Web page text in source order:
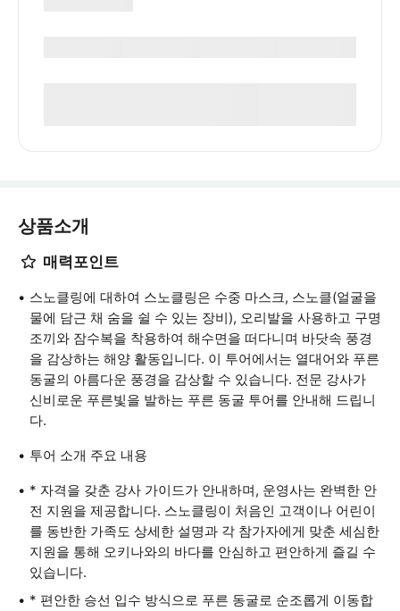
상품소개
매력포인트
스노클링에 대하여 스노클링은 수중 마스크, 스노클(얼굴을
물에 담근 채 숨을 쉴 수 있는 장비), 오리발을 사용하고 구명
조끼와 잠수복을 착용하여 해수면을 떠다니며 바닷속 풍경
을 감상하는 해양 활동입니다. 이 투어에서는 열대어와 푸른
동굴의 아름다운 풍경을 감상할 수 있습니다. 전문 강사가
신비로운 푸른빛을 발하는 푸른 동굴 투어를 안내해 드립니
다.
투어 소개 주요 내용
* 자격을 갖춘 강사 가이드가 안내하며, 운영사는 완벽한 안
전 지원을 제공합니다. 스노클링이 처음인 고객이나 어린이
를 동반한 가족도 상세한 설명과 각 참가자에게 맞춘 세심한
지원을 통해 오키나와의 바다를 안심하고 편안하게 즐길 수
있습니다.
* 편안한 승선 입수 방식으로 푸른 동굴로 순조롭게 이동합